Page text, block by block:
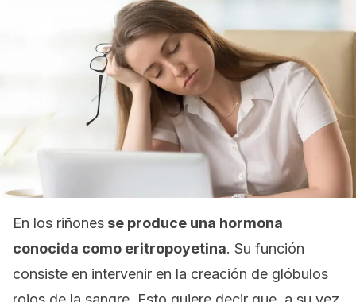
En los riñones se produce una hormona
conocida como eritropoyetina. Su función
consiste en intervenir en la creación de glóbulos